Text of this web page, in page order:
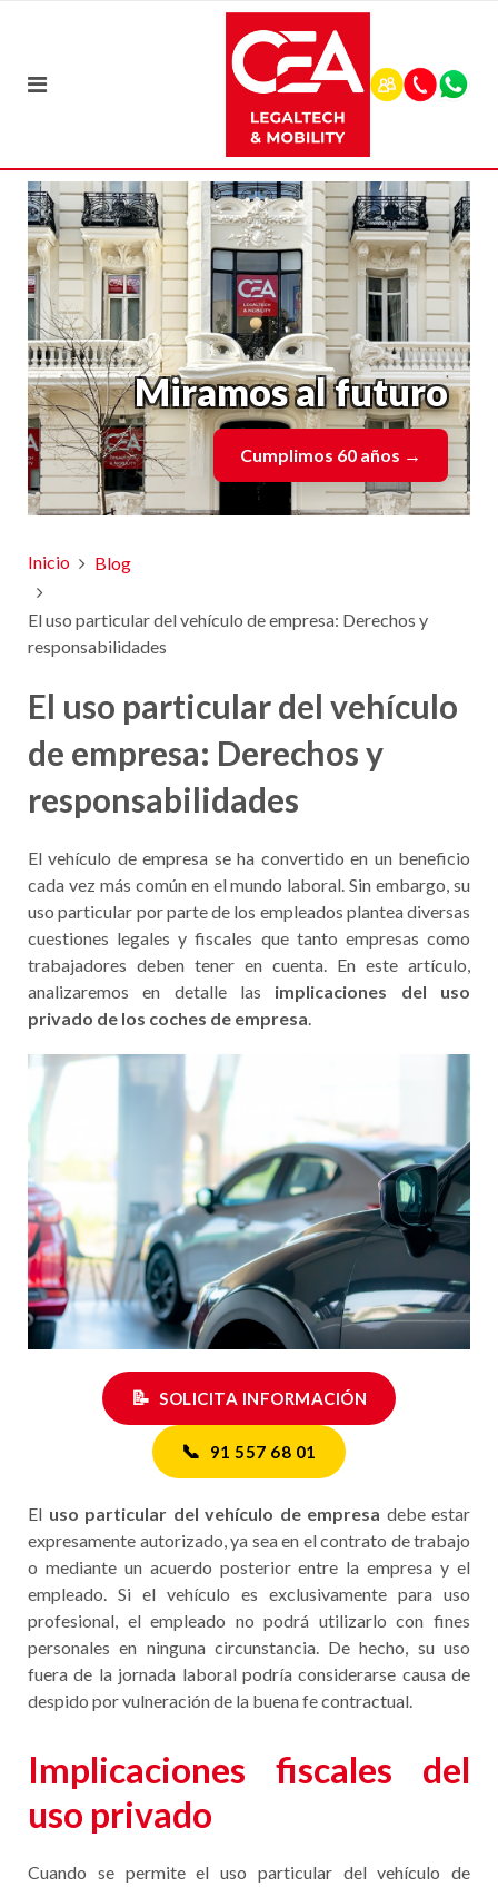
Miramos al futuro
Cumplimos 60 años →
Inicio Blog
El uso particular del vehículo de empresa: Derechos y
responsabilidades
El uso particular del vehículo
de empresa: Derechos y
responsabilidades
El vehículo de empresa se ha convertido en un beneficio
cada vez más común en el mundo laboral. Sin embargo, su
uso particular por parte de los empleados plantea diversas
cuestiones legales y fiscales que tanto empresas como
trabajadores deben tener en cuenta. En este artículo,
analizaremos en detalle las implicaciones del uso
privado de los coches de empresa.
📝 SOLICITA INFORMACIÓN
📞 91 557 68 01
El uso particular del vehículo de empresa debe estar
expresamente autorizado, ya sea en el contrato de trabajo
o mediante un acuerdo posterior entre la empresa y el
empleado. Si el vehículo es exclusivamente para uso
profesional, el empleado no podrá utilizarlo con fines
personales en ninguna circunstancia. De hecho, su uso
fuera de la jornada laboral podría considerarse causa de
despido por vulneración de la buena fe contractual.
Implicaciones fiscales del
uso privado
Cuando se permite el uso particular del vehículo de